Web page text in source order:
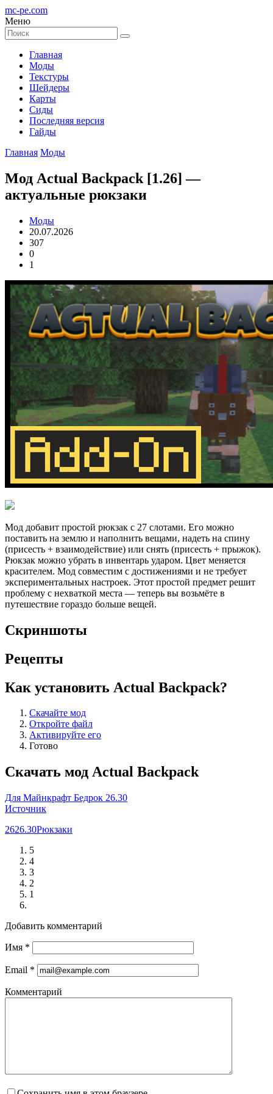
mc-pe.com
Меню
Главная
Моды
Текстуры
Шейдеры
Карты
Сиды
Последняя версия
Гайды
Главная Моды
Мод Actual Backpack [1.26] —
актуальные рюкзаки
Моды
20.07.2026
307
0
1
Мод добавит простой рюкзак с 27 слотами. Его можно
поставить на землю и наполнить вещами, надеть на спину
(присесть + взаимодействие) или снять (присесть + прыжок).
Рюкзак можно убрать в инвентарь ударом. Цвет меняется
красителем. Мод совместим с достижениями и не требует
экспериментальных настроек. Этот простой предмет решит
проблему с нехваткой места — теперь вы возьмёте в
путешествие гораздо больше вещей.
Скриншоты
Рецепты
Как установить Actual Backpack?
Скачайте мод
Откройте файл
Активируйте его
Готово
Скачать мод Actual Backpack
Для Майнкрафт Бедрок 26.30
Источник
2626.30Рюкзаки
5
4
3
2
1
Добавить комментарий
Имя *
Email *
Комментарий